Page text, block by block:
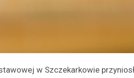
w Szczekarkowie